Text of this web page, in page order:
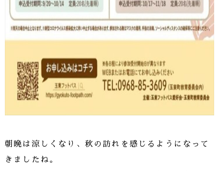
朝晩は涼しくなり、秋の訪れを感じるようになって
きましたね。